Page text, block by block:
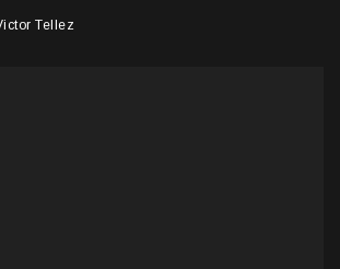
Tellez